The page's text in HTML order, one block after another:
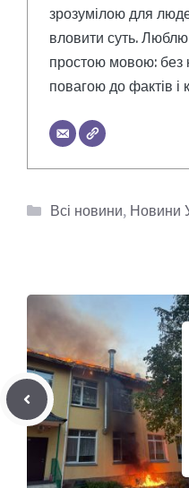
зрозумілою для
вловити суть.
простою мовою: без
повагою до фактів і
Категорії
Всі новини, Новини